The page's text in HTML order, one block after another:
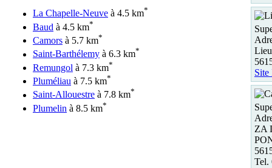
La Chapelle-Neuve à 4.5 km*
Baud à 4.5 km*
Camors à 5.7 km*
Saint-Barthélemy à 6.3 km*
Remungol à 7.3 km*
Pluméliau à 7.5 km*
Saint-Allouestre à 7.8 km*
Plumelin à 8.5 km*
Site
ZA
Tel.